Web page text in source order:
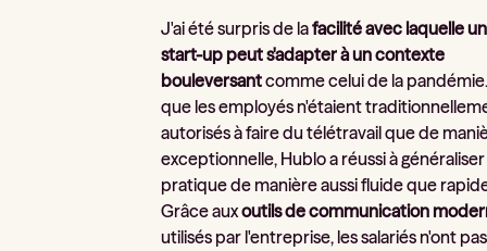
J'ai été surpris de lafacilité avec laquelle
start-up peut s'adapter à un contexte
bouleversantcomme celui de la
que les employés n'étaient
autorisés à faire du télétravail que de
exceptionnelle, Hublo a réussi à
pratique de manière aussi fluide que
Grâce auxoutils de communication
utilisés par l'entreprise, les salariés n'ont pas